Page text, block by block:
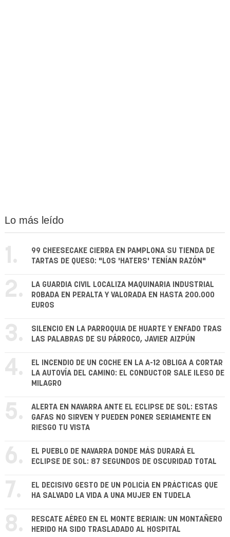
Lo más leído
1.
99 CHEESECAKE CIERRA EN PAMPLONA SU TIENDA DE
TARTAS DE QUESO: "LOS 'HATERS' TENÍAN RAZÓN"
2.
LA GUARDIA CIVIL LOCALIZA MAQUINARIA INDUSTRIAL
ROBADA EN PERALTA Y VALORADA EN HASTA 200.000
EUROS
3.
SILENCIO EN LA PARROQUIA DE HUARTE Y ENFADO TRAS
LAS PALABRAS DE SU PÁRROCO, JAVIER AIZPÚN
4.
EL INCENDIO DE UN COCHE EN LA A-12 OBLIGA A CORTAR
LA AUTOVÍA DEL CAMINO: EL CONDUCTOR SALE ILESO DE
MILAGRO
5.
ALERTA EN NAVARRA ANTE EL ECLIPSE DE SOL: ESTAS
GAFAS NO SIRVEN Y PUEDEN PONER SERIAMENTE EN
RIESGO TU VISTA
6.
EL PUEBLO DE NAVARRA DONDE MÁS DURARÁ EL
ECLIPSE DE SOL: 87 SEGUNDOS DE OSCURIDAD TOTAL
7.
EL DECISIVO GESTO DE UN POLICÍA EN PRÁCTICAS QUE
HA SALVADO LA VIDA A UNA MUJER EN TUDELA
8.
RESCATE AÉREO EN EL MONTE BERIAIN: UN MONTAÑERO
HERIDO HA SIDO TRASLADADO AL HOSPITAL